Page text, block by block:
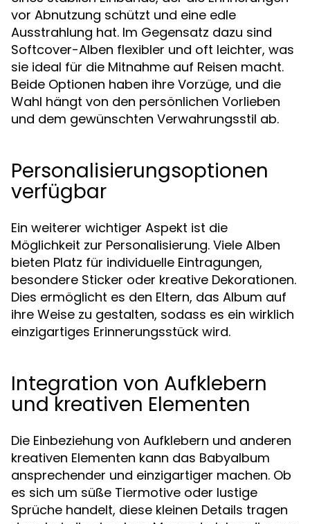
vor Abnutzung schützt und eine edle
Ausstrahlung hat. Im Gegensatz dazu sind
Softcover-Alben flexibler und oft leichter, was
sie ideal für die Mitnahme auf Reisen macht.
Beide Optionen haben ihre Vorzüge, und die
Wahl hängt von den persönlichen Vorlieben
und dem gewünschten Verwahrungsstil ab.
Personalisierungsoptionen
verfügbar
Ein weiterer wichtiger Aspekt ist die
Möglichkeit zur Personalisierung. Viele Alben
bieten Platz für individuelle Eintragungen,
besondere Sticker oder kreative Dekorationen.
Dies ermöglicht es den Eltern, das Album auf
ihre Weise zu gestalten, sodass es ein wirklich
einzigartiges Erinnerungsstück wird.
Integration von Aufklebern
und kreativen Elementen
Die Einbeziehung von Aufklebern und anderen
kreativen Elementen kann das Babyalbum
ansprechender und einzigartiger machen. Ob
es sich um süße Tiermotive oder lustige
Sprüche handelt, diese kleinen Details tragen